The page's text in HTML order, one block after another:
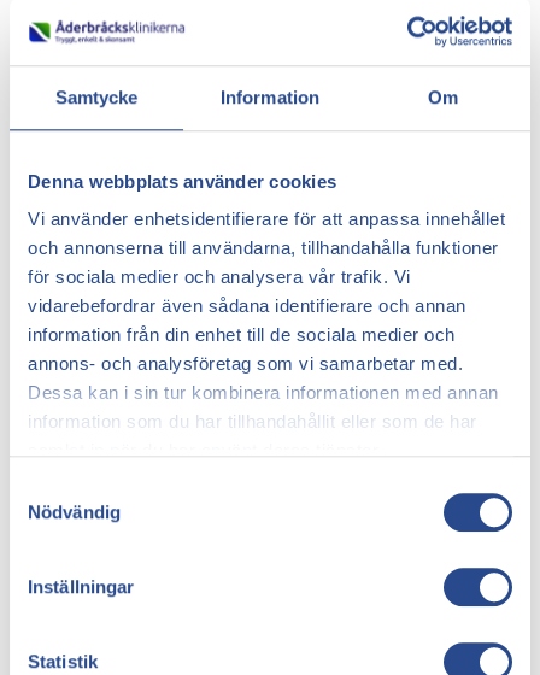
Samtycke Information Om
Denna webbplats använder cookies
Vi använder enhetsidentifierare för att anpassa innehållet
och annonserna till användarna, tillhandahålla funktioner
för sociala medier och analysera vår trafik. Vi
vidarebefordrar även sådana identifierare och annan
information från din enhet till de sociala medier och
annons- och analysföretag som vi samarbetar med.
Dessa kan i sin tur kombinera informationen med annan
information som du har tillhandahållit eller som de har
Nödvändig
Inställningar
Statistik
Våra priser
Priser för behandling
ådernät
Priset beror på vilken behandling som ska
göras och en individuell bedömning görs
alltid vid en konsultation. Du kommer att få
en personlig behandlingsplan och ett
individuellt pris vid konsultationen hos våra
kärlkirurger.
350 SEK
Med hjälp av en duplex-ultraljudsskanning ställer vi en